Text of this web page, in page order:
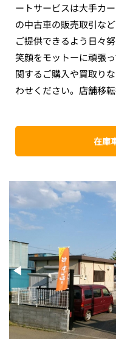
ートサービスは大手カ
の中古車の販売取引な
ご提供できるよう日々
笑顔をモットーに頑張
関するご購入や買取り
わせください。店舗移
在庫